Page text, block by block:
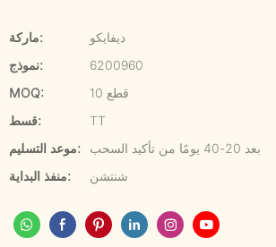
ماركة:
ديفايكو
نموذج:
6200960
MOQ:
10 قطع
قسط:
TT
موعد التسليم:
بعد 20-40 يومًا من تأكيد السحب
منفذ البداية:
شنتشن